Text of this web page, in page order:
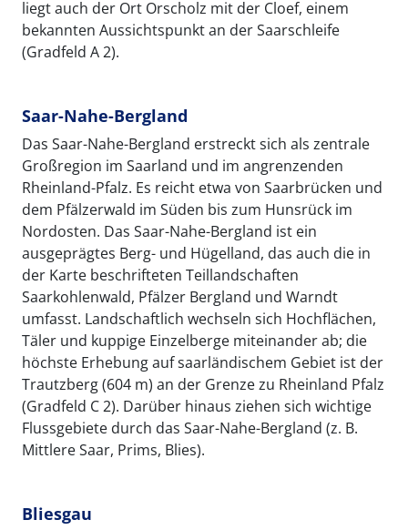
liegt auch der Ort Orscholz mit der Cloef, einem
bekannten Aussichtspunkt an der Saarschleife
(Gradfeld A 2).
Saar-Nahe-Bergland
Das Saar-Nahe-Bergland erstreckt sich als zentrale
Großregion im Saarland und im angrenzenden
Rheinland-Pfalz. Es reicht etwa von Saarbrücken und
dem Pfälzerwald im Süden bis zum Hunsrück im
Nordosten. Das Saar-Nahe-Bergland ist ein
ausgeprägtes Berg- und Hügelland, das auch die in
der Karte beschrifteten Teillandschaften
Saarkohlenwald, Pfälzer Bergland und Warndt
umfasst. Landschaftlich wechseln sich Hochflächen,
Täler und kuppige Einzelberge miteinander ab; die
höchste Erhebung auf saarländischem Gebiet ist der
Trautzberg (604 m) an der Grenze zu Rheinland Pfalz
(Gradfeld C 2). Darüber hinaus ziehen sich wichtige
Flussgebiete durch das Saar-Nahe-Bergland (z. B.
Mittlere Saar, Prims, Blies).
Bliesgau